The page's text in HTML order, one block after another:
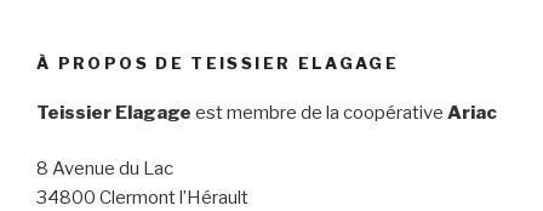
À PROPOS DE TEISSIER ELAGAGE
Teissier Elagage est membre de la coopérative Ariac
8 Avenue du Lac
34800 Clermont l’Hérault